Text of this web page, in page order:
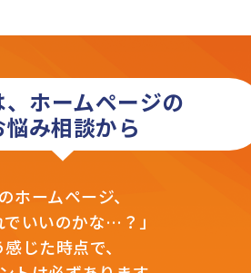
、ホームページの
悩み相談から
ホームページ、
いいのかな…？」
じた時点で、